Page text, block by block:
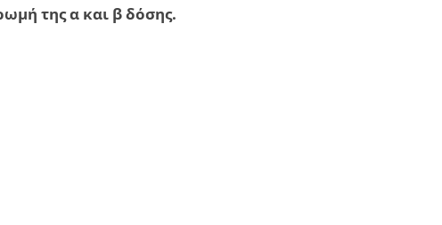
της α και β δόσης.